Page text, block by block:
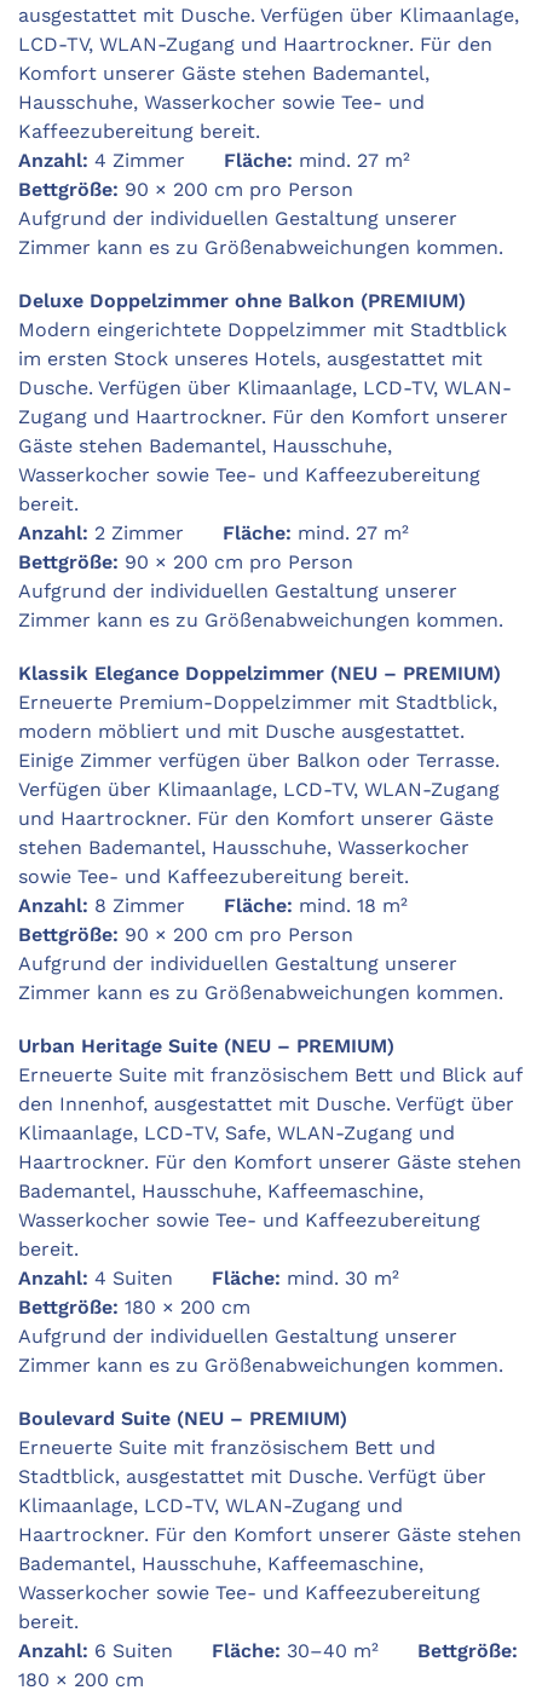
ausgestattet mit Dusche. Verfügen über Klimaanlage,
LCD-TV, WLAN-Zugang und Haartrockner. Für den
Komfort unserer Gäste stehen Bademantel,
Hausschuhe, Wasserkocher sowie Tee- und
Kaffeezubereitung bereit.
Anzahl: 4 Zimmer Fläche: mind. 27 m²
Bettgröße: 90 × 200 cm pro Person
Aufgrund der individuellen Gestaltung unserer
Zimmer kann es zu Größenabweichungen kommen.
Deluxe Doppelzimmer ohne Balkon (PREMIUM)
Modern eingerichtete Doppelzimmer mit Stadtblick
im ersten Stock unseres Hotels, ausgestattet mit
Dusche. Verfügen über Klimaanlage, LCD-TV, WLAN-
Zugang und Haartrockner. Für den Komfort unserer
Gäste stehen Bademantel, Hausschuhe,
Wasserkocher sowie Tee- und Kaffeezubereitung
bereit.
Anzahl: 2 Zimmer Fläche: mind. 27 m²
Bettgröße: 90 × 200 cm pro Person
Aufgrund der individuellen Gestaltung unserer
Zimmer kann es zu Größenabweichungen kommen.
Klassik Elegance Doppelzimmer (NEU – PREMIUM)
Erneuerte Premium-Doppelzimmer mit Stadtblick,
modern möbliert und mit Dusche ausgestattet.
Einige Zimmer verfügen über Balkon oder Terrasse.
Verfügen über Klimaanlage, LCD-TV, WLAN-Zugang
und Haartrockner. Für den Komfort unserer Gäste
stehen Bademantel, Hausschuhe, Wasserkocher
sowie Tee- und Kaffeezubereitung bereit.
Anzahl: 8 Zimmer Fläche: mind. 18 m²
Bettgröße: 90 × 200 cm pro Person
Aufgrund der individuellen Gestaltung unserer
Zimmer kann es zu Größenabweichungen kommen.
Urban Heritage Suite (NEU – PREMIUM)
Erneuerte Suite mit französischem Bett und Blick auf
den Innenhof, ausgestattet mit Dusche. Verfügt über
Klimaanlage, LCD-TV, Safe, WLAN-Zugang und
Haartrockner. Für den Komfort unserer Gäste stehen
Bademantel, Hausschuhe, Kaffeemaschine,
Wasserkocher sowie Tee- und Kaffeezubereitung
bereit.
Anzahl: 4 Suiten Fläche: mind. 30 m²
Bettgröße: 180 × 200 cm
Aufgrund der individuellen Gestaltung unserer
Zimmer kann es zu Größenabweichungen kommen.
Boulevard Suite (NEU – PREMIUM)
Erneuerte Suite mit französischem Bett und
Stadtblick, ausgestattet mit Dusche. Verfügt über
Klimaanlage, LCD-TV, WLAN-Zugang und
Haartrockner. Für den Komfort unserer Gäste stehen
Bademantel, Hausschuhe, Kaffeemaschine,
Wasserkocher sowie Tee- und Kaffeezubereitung
bereit.
Anzahl: 6 Suiten Fläche: 30–40 m² Bettgröße:
180 × 200 cm